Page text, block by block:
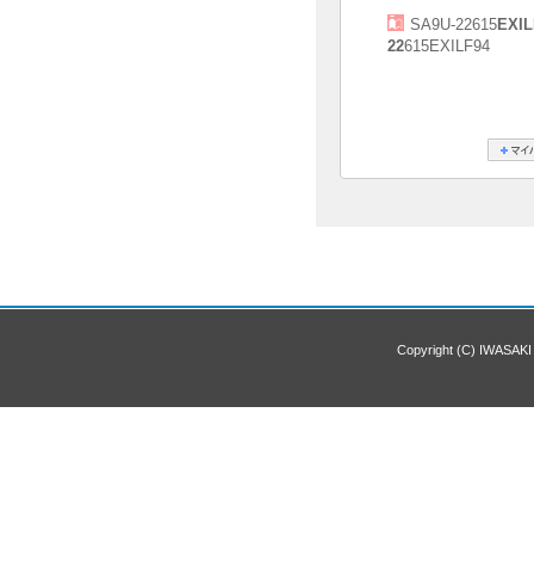
SA9U-22615
22615EXILF94
Copyright (C)